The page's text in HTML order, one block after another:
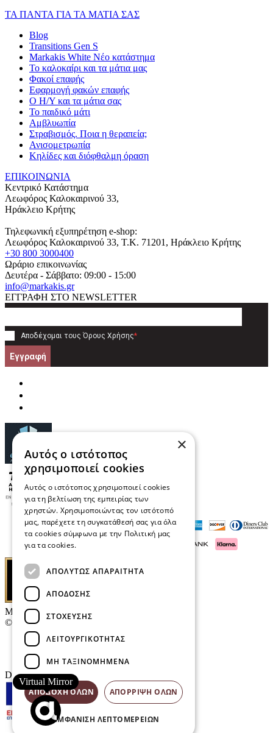
ΤΑ ΠΑΝΤΑ ΓΙΑ ΤΑ ΜΑΤΙΑ ΣΑΣ
Blog
Transitions Gen S
Markakis White Νέο κατάστημα
Το καλοκαίρι και τα μάτια μας
Φακοί επαφής
Εφαρμογή φακών επαφής
Ο Η/Υ και τα μάτια σας
Το παιδικό μάτι
Αμβλυωπία
Στραβισμός. Ποια η θεραπεία;
Ανισομετρωπία
Κηλίδες και διόφθαλμη όραση
ΕΠΙΚΟΙΝΩΝΙΑ
Κεντρικό Κατάστημα
Λεωφόρος Καλοκαιρινού 33,
Ηράκλειο Κρήτης
Τηλεφωνική εξυπηρέτηση e-shop:
Λεωφόρος Καλοκαιρινού 33, T.K. 71201, Ηράκλειο Κρήτης
+30 800 3000400
Ωράριο επικοινωνίας
Δευτέρα - Σάββατο: 09:00 - 15:00
info@markakis.gr
ΕΓΓΡΑΦΗ ΣΤΟ NEWSLETTER
Αποδέχομαι τους Όρους Χρήσης*
Εγγραφή
Μαρκάκης Οπτικά
© 2026
Επικοινωνία
E-Volution Awards
Designed & developed by
Virtual Mirror
×
Αυτός ο ιστότοπος
χρησιμοποιεί cookies
Αυτός ο ιστότοπος χρησιμοποιεί cookies
για τη βελτίωση της εμπειρίας των
χρηστών. Χρησιμοποιώντας τον ιστότοπό
μας, παρέχετε τη συγκατάθεσή σας για όλα
τα cookies σύμφωνα με την Πολιτική μας
για τα cookies.
ΑΠΟΛΎΤΩΣ ΑΠΑΡΑΊΤΗΤΑ
ΑΠΌΔΟΣΗΣ
ΣΤΌΧΕΥΣΗΣ
ΛΕΙΤΟΥΡΓΙΚΌΤΗΤΑΣ
ΜΗ ΤΑΞΙΝΟΜΗΜΈΝΑ
ΑΠΟΔΟΧΉ ΌΛΩΝ ΑΠΌΡΡΙΨΗ ΌΛΩΝ
ΕΜΦΆΝΙΣΗ ΛΕΠΤΟΜΕΡΕΙΏΝ